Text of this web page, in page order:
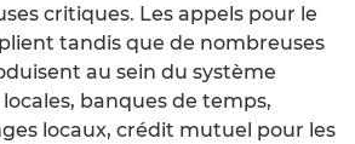
critiques. Les appels pour le
tandis que de nombreuses
au sein du système
banques de temps,
locaux, crédit mutuel pour les